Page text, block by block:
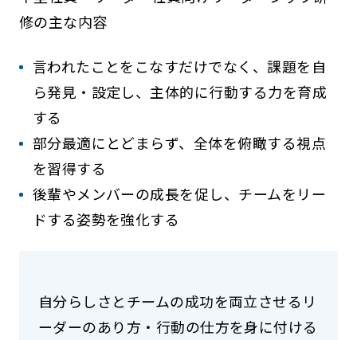
修の主な内容
言われたことをこなすだけでなく、課題を自
ら発見・設定し、主体的に行動する力を育成
する
部分最適にとどまらず、全体を俯瞰する視点
を習得する
後輩やメンバーの成長を促し、チームをリー
ドする姿勢を強化する
自分らしさとチームの成功を両立させるリ
ーダーのあり方・行動の仕方を身に付ける